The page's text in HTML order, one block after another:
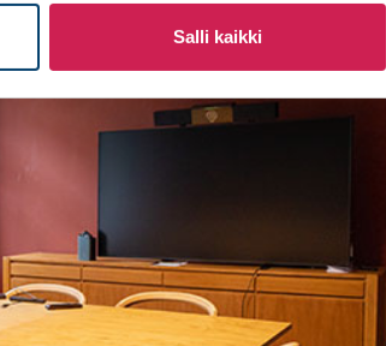
Salli kaikki